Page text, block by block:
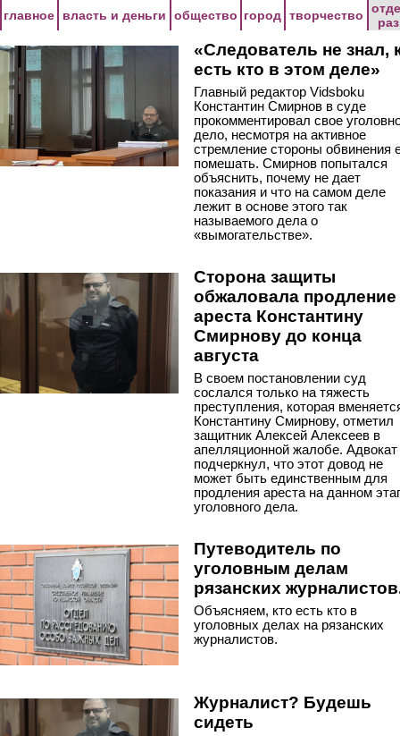
главное власть и деньги общество город творчество
«Следователь не знал,
есть кто в этом деле»
Главный редактор Vidsboku
Константин Смирнов в суде
прокомментировал свое
дело, несмотря на активное
стремление стороны обвинения
помешать. Смирнов попытался
объяснить, почему не дает
показания и что на самом деле
лежит в основе этого так
называемого дела о
«вымогательстве».
Сторона защиты
обжаловала продление
ареста Константину
Смирнову до конца
августа
В своем постановлении суд
сослался только на тяжесть
преступления, которая
Константину Смирнову, отметил
защитник Алексей Алексеев в
апелляционной жалобе. Адвокат
подчеркнул, что этот довод не
может быть единственным для
продления ареста на данном
уголовного дела.
Путеводитель по
уголовным делам
рязанских
Объясняем, кто есть кто в
уголовных делах на рязанских
журналистов.
Журналист? Будешь
сидеть